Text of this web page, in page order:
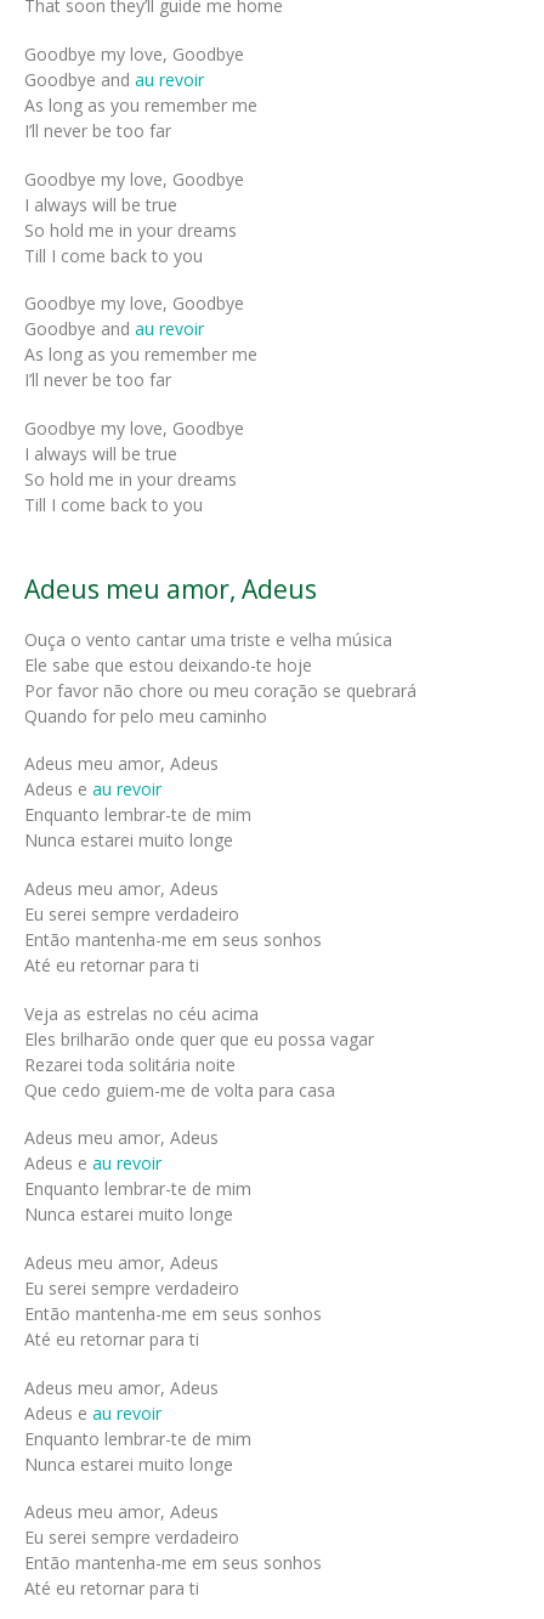
That soon they’ll guide me home
Goodbye my love, Goodbye
Goodbye and au revoir
As long as you remember me
I’ll never be too far
Goodbye my love, Goodbye
I always will be true
So hold me in your dreams
Till I come back to you
Goodbye my love, Goodbye
Goodbye and au revoir
As long as you remember me
I’ll never be too far
Goodbye my love, Goodbye
I always will be true
So hold me in your dreams
Till I come back to you
Adeus meu amor, Adeus
Ouça o vento cantar uma triste e velha música
Ele sabe que estou deixando-te hoje
Por favor não chore ou meu coração se quebrará
Quando for pelo meu caminho
Adeus meu amor, Adeus
Adeus e au revoir
Enquanto lembrar-te de mim
Nunca estarei muito longe
Adeus meu amor, Adeus
Eu serei sempre verdadeiro
Então mantenha-me em seus sonhos
Até eu retornar para ti
Veja as estrelas no céu acima
Eles brilharão onde quer que eu possa vagar
Rezarei toda solitária noite
Que cedo guiem-me de volta para casa
Adeus meu amor, Adeus
Adeus e au revoir
Enquanto lembrar-te de mim
Nunca estarei muito longe
Adeus meu amor, Adeus
Eu serei sempre verdadeiro
Então mantenha-me em seus sonhos
Até eu retornar para ti
Adeus meu amor, Adeus
Adeus e au revoir
Enquanto lembrar-te de mim
Nunca estarei muito longe
Adeus meu amor, Adeus
Eu serei sempre verdadeiro
Então mantenha-me em seus sonhos
Até eu retornar para ti